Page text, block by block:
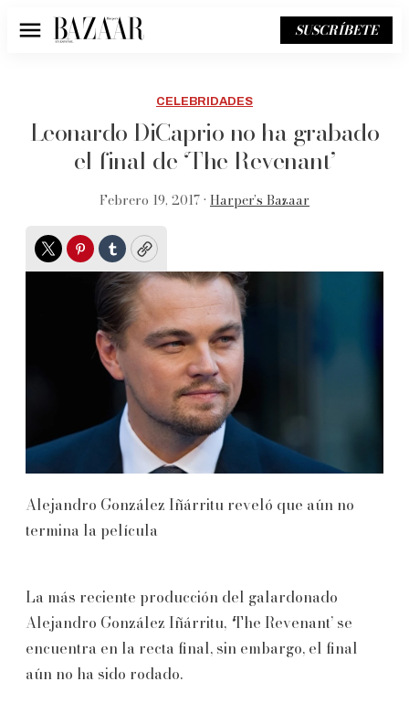
Menú SUSCRÍBETE
CELEBRIDADES
Leonardo DiCaprio no ha grabado
el final de ‘The Revenant’
Febrero 19, 2017 • Harper’s Bazaar
TwitterPinterest
TumblrCopy
Alejandro González Iñárritu reveló que aún no
termina la película
La más reciente producción del galardonado
Alejandro González Iñárritu, ‘The Revenant’ se
encuentra en la recta final, sin embargo, el final
aún no ha sido rodado.